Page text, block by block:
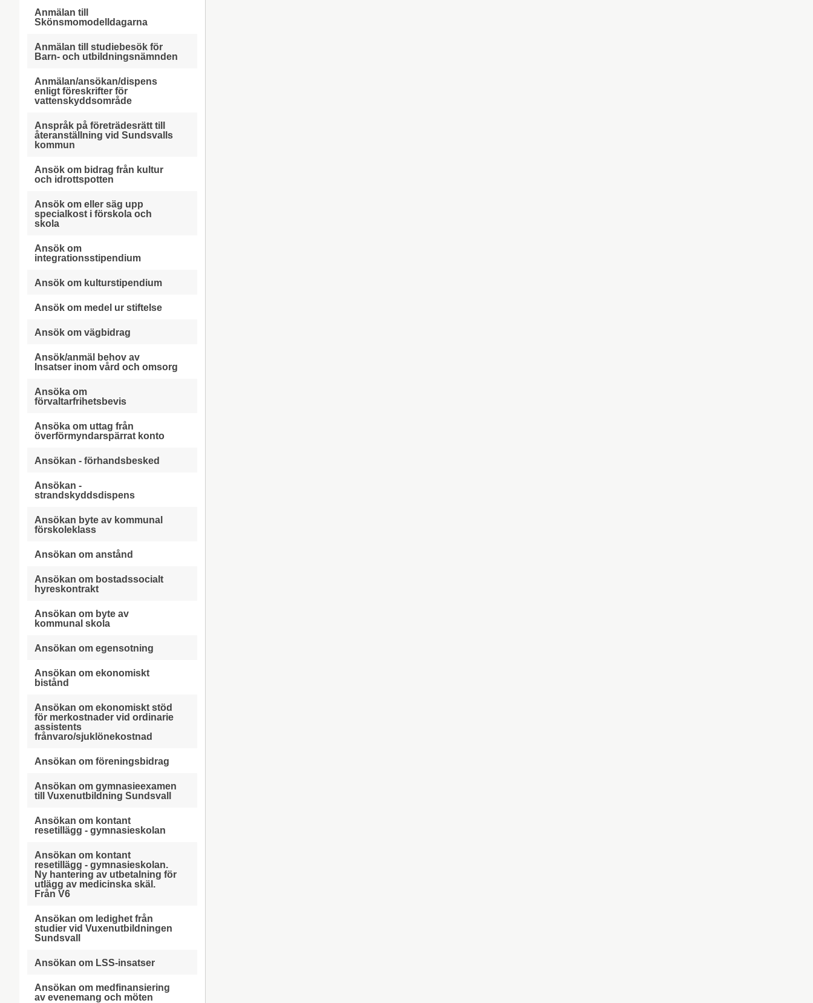
Anmälan till
Skönsmomodelldagarna
Anmälan till studiebesök för
Barn- och utbildningsnämnden
Anmälan/ansökan/dispens
enligt föreskrifter för
vattenskyddsområde
Anspråk på företrädesrätt till
återanställning vid Sundsvalls
kommun
Ansök om bidrag från kultur
och idrottspotten
Ansök om eller säg upp
specialkost i förskola och
skola
Ansök om
integrationsstipendium
Ansök om kulturstipendium
Ansök om medel ur stiftelse
Ansök om vägbidrag
Ansök/anmäl behov av
Insatser inom vård och omsorg
Ansöka om
förvaltarfrihetsbevis
Ansöka om uttag från
överförmyndarspärrat konto
Ansökan - förhandsbesked
Ansökan -
strandskyddsdispens
Ansökan byte av kommunal
förskoleklass
Ansökan om anstånd
Ansökan om bostadssocialt
hyreskontrakt
Ansökan om byte av
kommunal skola
Ansökan om egensotning
Ansökan om ekonomiskt
bistånd
Ansökan om ekonomiskt stöd
för merkostnader vid ordinarie
assistents
frånvaro/sjuklönekostnad
Ansökan om föreningsbidrag
Ansökan om gymnasieexamen
till Vuxenutbildning Sundsvall
Ansökan om kontant
resetillägg - gymnasieskolan
Ansökan om kontant
resetillägg - gymnasieskolan.
Ny hantering av utbetalning för
utlägg av medicinska skäl.
Från V6
Ansökan om ledighet från
studier vid Vuxenutbildningen
Sundsvall
Ansökan om LSS-insatser
Ansökan om medfinansiering
av evenemang och möten